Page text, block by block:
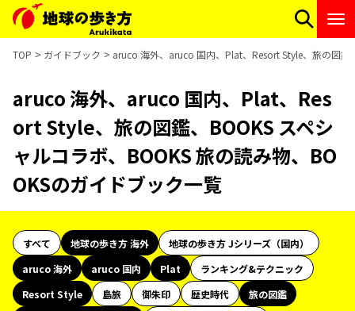
TOP ガイドブック aruco 海外、aruco 国内、Plat、Resort Style、旅の図鑑
aruco 海外、aruco 国内、Plat、Res
ort Style、旅の図鑑、BOOKS スペシ
ャルコラボ、BOOKS 旅の読み物、BO
OKSのガイドブック一覧
すべて 地球の歩き方 海外
地球の歩き方 Jシリーズ（国内）
aruco 海外
aruco 国内 Plat
ランキング&テクニック
Resort Style
島旅 御朱印 歴史時代
旅の図鑑